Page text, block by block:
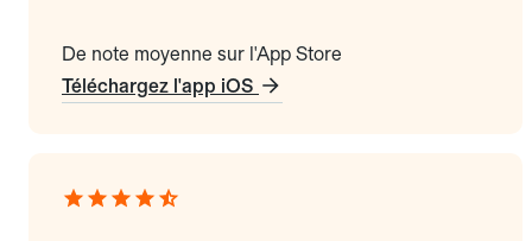
De note moyenne sur l'App Store
Téléchargez l'app iOS